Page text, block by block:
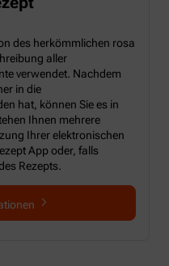
des herkömmlichen rosa
aller
verwendet. Nachdem
in die
hat, können Sie es in
Ihnen mehrere
Ihrer elektronischen
App oder, falls
Rezepts.